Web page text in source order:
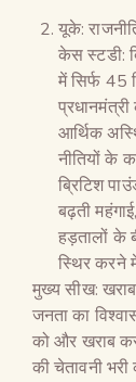
यूके:
केस स्टडी:
में सिर्फ 45
आर्थिक
नीतियों के
ब्रिटिश
बढ़ती
हड़तालों के
स्थिर करने
मुख्य सीख: खराब
जनता का
को और खराब
की चेतावनी